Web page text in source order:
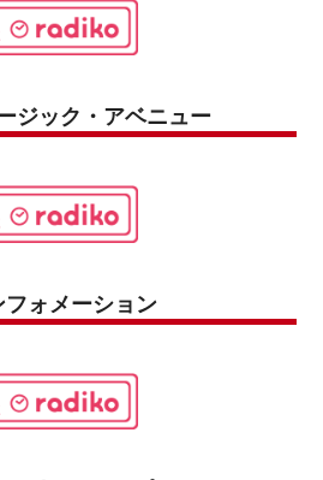
ジック・アベニュー
ォメーション